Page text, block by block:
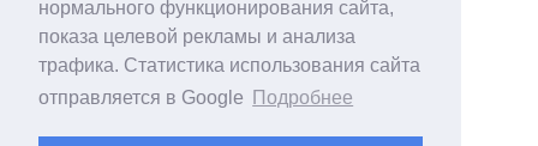
нормального функционирования сайта,
показа целевой рекламы и анализа
трафика. Статистика использования сайта
отправляется в Google
Подробнее